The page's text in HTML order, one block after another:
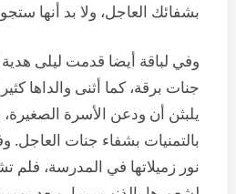
بشفائك العاجل، ولا بد أنها
وفي لباقة أيضا قدمت ليلى
جنات برقة، كما أثنى والداها
يلبثن أن ودعن الأسرة
بالتمنيات بشفاء جنات العاجل.
نور زميلاتها في المدرسة، فلم